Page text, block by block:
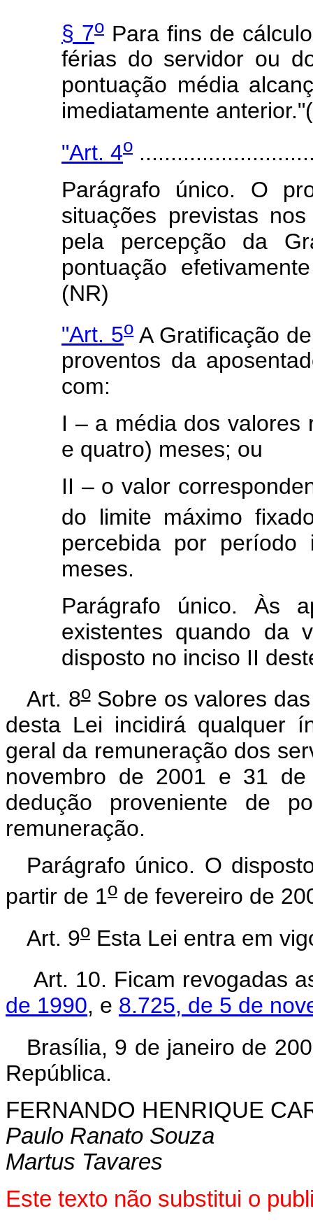
§ 7oPara fins de
férias do servidor ou
pontuação média
imediatamente
"Art. 4o
Parágrafo único. O
situações previstas
pela percepção da
pontuação
(NR)
"Art. 5oA Gratificação
proventos da
com:
I – a média dos valores
e quatro) meses; ou
II – o valor
do limite máximo
percebida por
meses.
Parágrafo único. Às
existentes quando da
disposto no inciso II
Art. 8oSobre os valores
desta Lei incidirá qualquer
geral da remuneração dos
novembro de 2001 e 31
dedução proveniente de
remuneração.
Parágrafo único. O
partir de 1o de fevereiro de
Art. 9o Esta Lei entra em
Art. 10. Ficam revogadas
de 1990, e 8.725, de 5 de
Brasília, 9 de janeiro de
República.
FERNANDO HENRIQUE
Paulo Ranato Souza
Martus Tavares
Este texto não substitui o